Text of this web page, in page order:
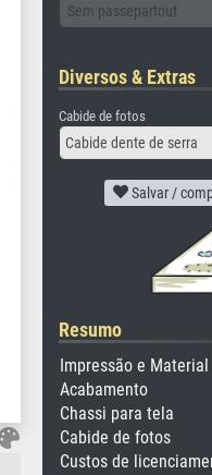
Sem passepartout
Diversos & Extras
Cabide de fotos
Cabide dente de serra
Salvar /
Resumo
Impressão e Material
Acabamento
Chassi para tela
Cabide de fotos
Custos de